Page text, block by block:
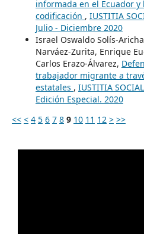
informada en el Ecuador y
codificación , IUSTITIA
Julio - Diciembre 2020
Israel Oswaldo Solís-
Narváez-Zurita, Enrique
Carlos Erazo-Álvarez,
trabajador migrante a
estatales , IUSTITIA
Edición Especial. 2020
<< < 4 5 6 7 8 9 10 11 12 > >>